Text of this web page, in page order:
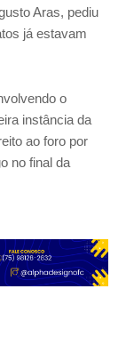
Aras, pediu
já estavam
o
instância da
ao foro por
no final da